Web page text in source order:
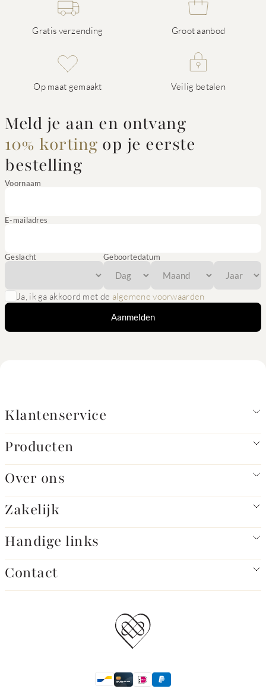
Gratis verzending Groot aanbod
Op maat gemaakt Veilig betalen
Meld je aan en ontvang
10% korting op je eerste
bestelling
Voornaam
E-mailadres
Geslacht Geboortedatum
Ja, ik ga akkoord met de algemene voorwaarden
Aanmelden
Klantenservice
Producten
Over ons
Zakelijk
Handige links
Contact